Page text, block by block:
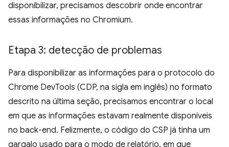
disponibilizar, precisamos descobrir onde encontrar
essas informações no Chromium.
Etapa 3: detecção de problemas
Para disponibilizar as informações para o protocolo do
Chrome DevTools (CDP, na sigla em inglês) no formato
descrito na última seção, precisamos encontrar o local
em que as informações estavam realmente disponíveis
no back-end. Felizmente, o código do CSP já tinha um
gargalo usado para o modo de relatório, em que